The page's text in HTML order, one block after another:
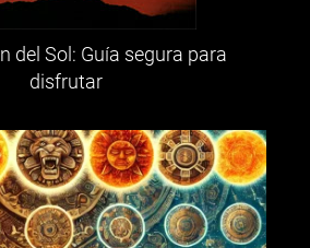
del Sol: Guía segura para
disfrutar